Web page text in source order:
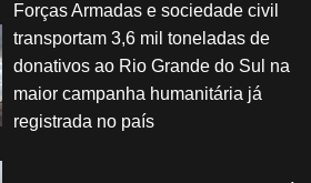
Forças Armadas e sociedade civil
transportam 3,6 mil toneladas de
donativos ao Rio Grande do Sul na
maior campanha humanitária já
registrada no país